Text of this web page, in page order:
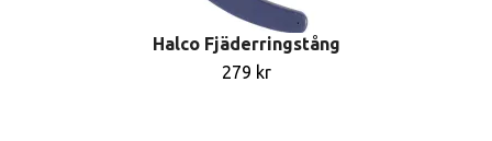
Halco Fjäderringstång
279 kr